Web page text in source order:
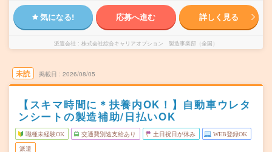
気になる! 応募へ進む 詳しく見る
派遣会社 株式会社綜合キャリアオプション 製造事業部（全国）
未読 掲載日 2026/08/05
【スキマ時間に＊扶養内OK！】自動車ウレタ
ンシートの製造補助/日払いOK
職種未経験OK 交通費別途支給あり 土日祝日が休み WEB登録OK
派遣